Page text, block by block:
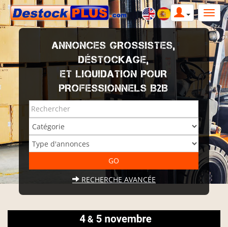
ANNONCES GROSSISTES,
DÉSTOCKAGE,
ET LIQUIDATION POUR
PROFESSIONNELS B2B
RECHERCHE AVANCÉE